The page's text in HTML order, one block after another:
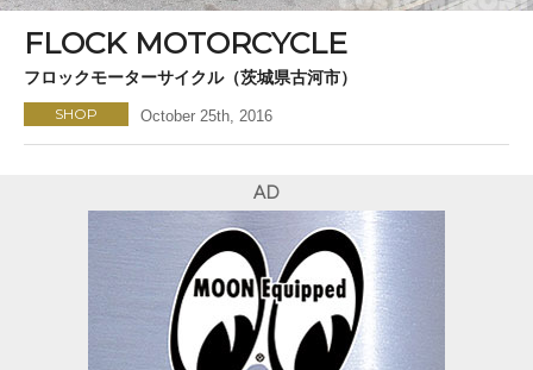
FLOCK MOTORCYCLE
フロックモーターサイクル（茨城県古河市）
SHOP October 25th, 2016
AD